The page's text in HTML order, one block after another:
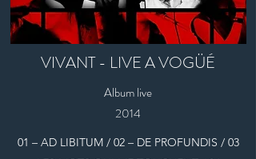
VIVANT - LIVE A VOGÜÉ
Album live
2014
01 – AD LIBITUM / 02 – DE PROFUNDIS / 03